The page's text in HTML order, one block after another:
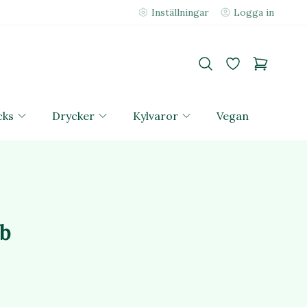
Inställningar Logga in
Drycker Kylvaror Vegan